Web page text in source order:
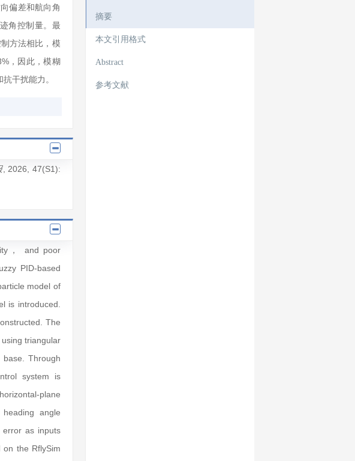
偏差和航向角
角控制量。最
方法相比，模
，因此，模糊
干扰能力。
, 2026 , 47(S1):
， and poor
PID-based
model of
is introduced.
The
triangular
Through
system is
plane
angle
error as inputs
the RflySim
摘要
本文引用格式
Abstract
参考文献